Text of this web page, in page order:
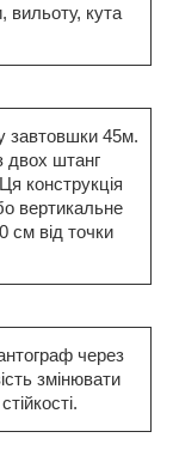
вильоту, кута
завтовшки 45м.
двох штанг
конструкція
вертикальне
см від точки
через
змінювати